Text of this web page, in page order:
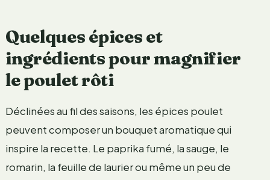
Quelques épices et
ingrédients pour magnifier
le poulet rôti
Déclinées au fil des saisons, les épices poulet
peuvent composer un bouquet aromatique qui
inspire la recette. Le paprika fumé, la sauge, le
romarin, la feuille de laurier ou même un peu de